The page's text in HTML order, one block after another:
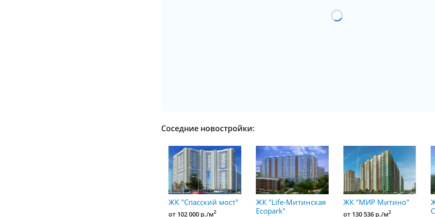
Соседние новостройки:
ЖК "Спасский мост"
от 102 000 р./м2
ЖК "Life-Митинская
Ecopark"
ЖК "МИР Митино"
от 130 536 р./м2